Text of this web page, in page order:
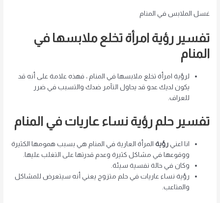
غسل الملابس في المنام
تفسير رؤية امرأة تخلع ملابسها في
المنام
لرؤية امرأة تخلع ملابسها في المنام ، فهذه علامة على أنه قد
يكون لديك عدو قد يحاول التآمر ضدك والتسبب في ضرر
للعراف.
تفسير حلم رؤية نساء عاريات في المنام
انا اعنيرؤية المرأة العارية في المنام هي بسبب همومها الكثيرة
ووقوعها في مشاكل كثيرة وعدم قدرتها على التغلب عليها.
وكان في حالة نفسية سيئة.
رؤية نساء عاريات في حلم متزوج يعني أنه سيتعرض للمشاكل
والمتاعب.